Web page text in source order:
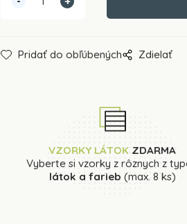
Pridať do obľúbených Zdielať
VZORKY LÁTOKZDARMA
Vyberte si vzorky z rôznych z
látok a farieb (max. 8 ks)